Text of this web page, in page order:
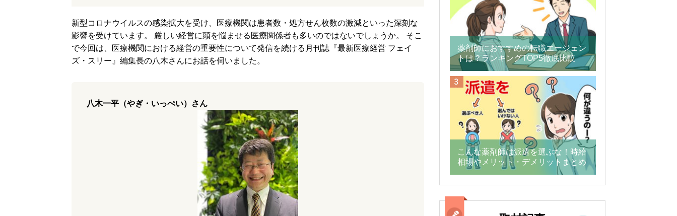
新型コロナウイルスの感染拡大を受け、医療機関は患者数・処方せん枚数の激減といった深刻な
影響を受けています。 厳しい経営に頭を悩ませる医療関係者も多いのではないでしょうか。 そこ
で今回は、医療機関における経営の重要性について発信を続ける月刊誌『最新医療経営 フェイ
ズ・スリー』編集長の八木さんにお話を伺いました。
八木一平（やぎ・いっぺい）さん
薬剤師におすすめの転職エージェン
トは？ランキングTOP5徹底比較
こんな薬剤師は派遣を選ぶな！時給
相場やメリット・デメリットまとめ